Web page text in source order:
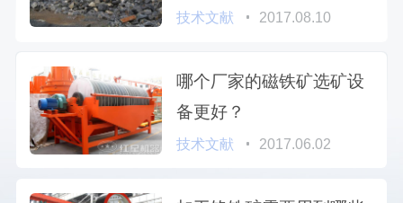
技术文献 2017.08.10
哪个厂家的磁铁矿选矿设
备更好？
技术文献 2017.06.02